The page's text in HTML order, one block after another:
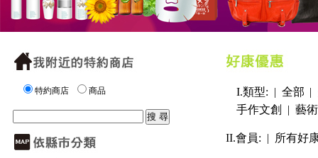
特約商店 商品 I.類型: | 全部 |
手作文創
| 藝
II.會員: | 所有好